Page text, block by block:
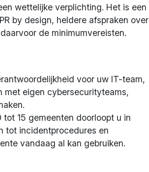
wettelijke verplichting. Het is een
by design, heldere afspraken over
de minimumvereisten.
voor uw IT-team,
met eigen cybersecurityteams,
15 gemeenten doorloopt u in
tot incidentprocedures en
vandaag al kan gebruiken.